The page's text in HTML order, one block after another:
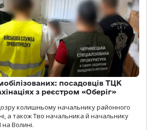
посадовців ТЦК
з реєстром «Оберіг»
колишньому начальнику районного
а також Тво начальника й начальнику
Волині.